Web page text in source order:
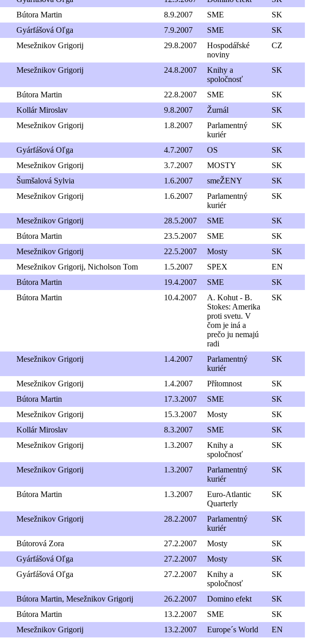
Bútora Martin 8.9.2007 SME
SK
Gyárfášová Oľga 7.9.2007 SME
SK
Mesežnikov Grigorij 29.8.2007
Hospodářské
noviny
CZ
Mesežnikov Grigorij 24.8.2007
Knihy a
spoločnosť
SK
Bútora Martin 22.8.2007 SME
SK
Kollár Miroslav 9.8.2007 Žurnál
SK
Mesežnikov Grigorij 1.8.2007
Parlamentný
kuriér
SK
Gyárfášová Oľga 4.7.2007 OS
SK
Mesežnikov Grigorij 3.7.2007 MOSTY
SK
Šumšalová Sylvia 1.6.2007 smeŽENY
SK
Mesežnikov Grigorij 1.6.2007
Parlamentný
kuriér
SK
Mesežnikov Grigorij 28.5.2007 SME
SK
Bútora Martin 23.5.2007 SME
SK
Mesežnikov Grigorij 22.5.2007 Mosty
SK
Mesežnikov Grigorij, Nicholson Tom 1.5.2007 SPEX
EN
Bútora Martin 19.4.2007 SME
SK
Bútora Martin 10.4.2007
A. Kohut - B.
Stokes: Amerika
proti svetu. V
čom je iná a
prečo ju nemajú
radi
SK
Mesežnikov Grigorij 1.4.2007
Parlamentný
kuriér
SK
Mesežnikov Grigorij 1.4.2007 Přítomnost
SK
Bútora Martin 17.3.2007 SME
SK
Mesežnikov Grigorij 15.3.2007 Mosty
SK
Kollár Miroslav 8.3.2007 SME
SK
Mesežnikov Grigorij 1.3.2007
Knihy a
spoločnosť
SK
Mesežnikov Grigorij 1.3.2007
Parlamentný
kuriér
SK
Bútora Martin 1.3.2007
Euro-Atlantic
Quarterly
SK
Mesežnikov Grigorij 28.2.2007
Parlamentný
kuriér
SK
Bútorová Zora 27.2.2007 Mosty
SK
Gyárfášová Oľga 27.2.2007 Mosty
SK
Gyárfášová Oľga 27.2.2007
Knihy a
spoločnosť
SK
Bútora Martin, Mesežnikov Grigorij 26.2.2007 Domino efekt
SK
Bútora Martin 13.2.2007 SME
SK
Mesežnikov Grigorij 13.2.2007 Europe´s World
EN